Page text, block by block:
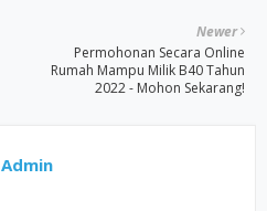
Newer
Permohonan Secara Online
Rumah Mampu Milik B40 Tahun
2022 - Mohon Sekarang!
Admin